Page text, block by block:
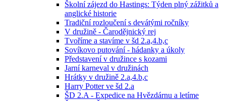
Školní zájezd do Hastings: Týden plný zážitků a
anglické historie
Tradiční rozloučení s devátými ročníky
V družině - Čarodějnický rej
Tvoříme a stavíme v šd 2.a,4.b,c
Sovíkovo putování - hádanky a úkoly
Představení v družince s kozami
Jarní karneval v družinách
Hrátky v družině 2.a,4.b,c
Harry Potter ve šd 2.a
ŠD 2.A - Expedice na Hvězdárnu a letíme